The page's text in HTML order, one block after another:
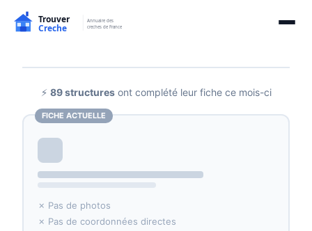
⚡ 89 structuresont complété leur fiche ce mois-ci
FICHE ACTUELLE
✗ Pas de photos
✗ Pas de coordonnées directes